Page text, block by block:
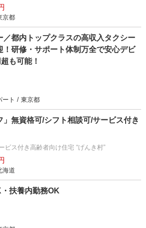
京都
／都内トップクラスの高収入タクシー
！研修・サポート体制万全で安心デビ
も可能！
ート / 東京都
」無資格可/シフト相談可/サービス付き
ビス付き高齢者向け住宅 “げんき村”
海道
扶養内勤務OK